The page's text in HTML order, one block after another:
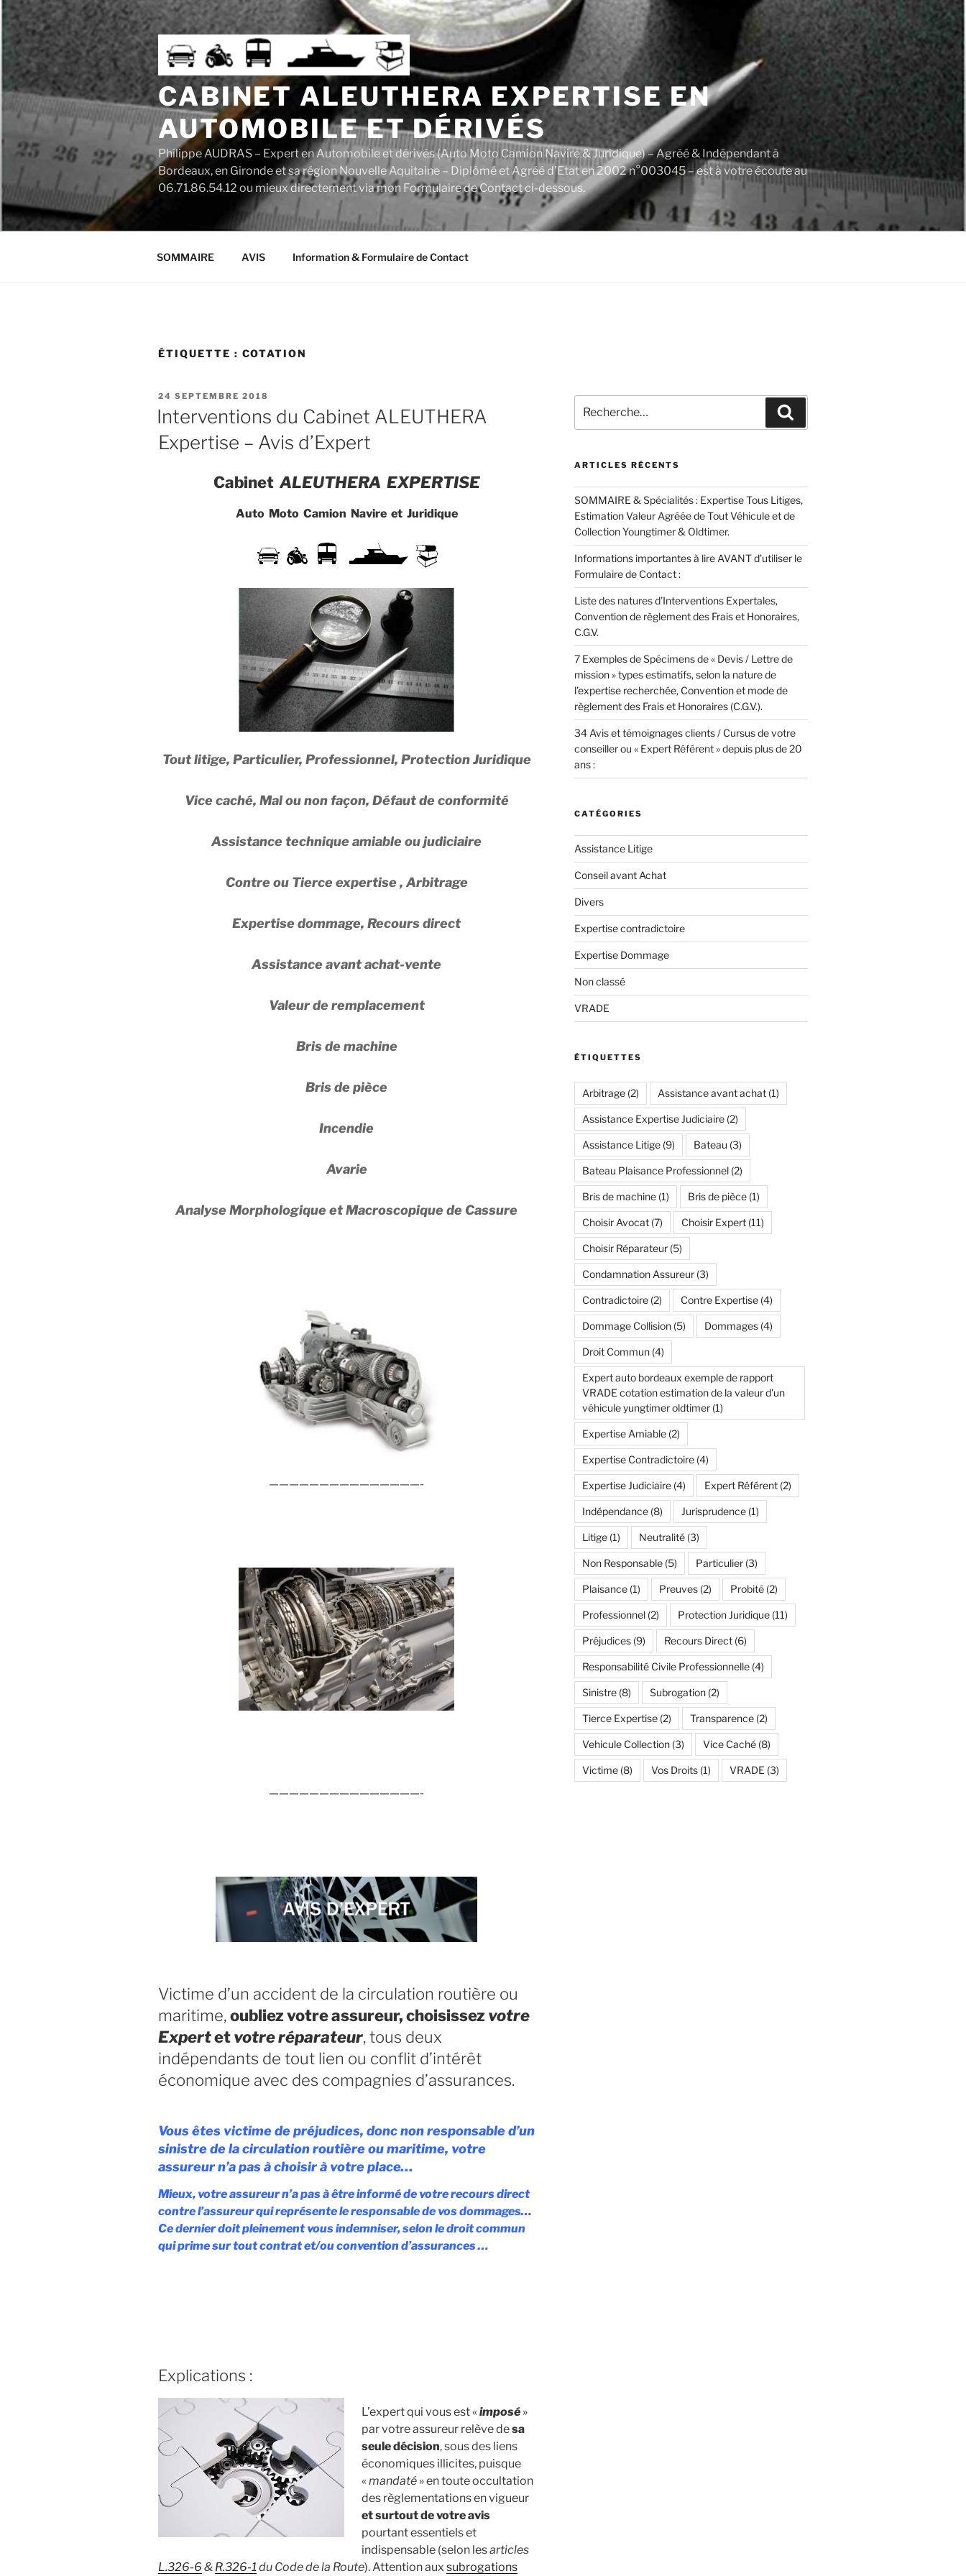
Aller
au
contenu
principal
CABINET ALEUTHERA EXPERTISE EN
AUTOMOBILE ET DÉRIVÉS
Philippe AUDRAS – Expert en Automobile et dérivés (Auto Moto Camion Navire & Juridique) – Agréé & Indépendant à
Bordeaux, en Gironde et sa région Nouvelle Aquitaine – Diplômé et Agréé d'Etat en 2002 n°003045 – est à votre écoute au
06.71.86.54.12 ou mieux directement via mon Formulaire de Contact ci-dessous.
SOMMAIRE AVIS Information & Formulaire de Contact
ÉTIQUETTE : COTATION
PUBLIÉ
LE
24 SEPTEMBRE 2018
Interventions du Cabinet ALEUTHERA
Expertise – Avis d’Expert
CabinetALEUTHERA EXPERTISE
Auto Moto Camion Navire et Juridique
Tout litige, Particulier, Professionnel, Protection Juridique
Vice caché, Mal ou non façon, Défaut de conformité
Assistance technique amiable ou judiciaire
Contre ou Tierce expertise , Arbitrage
Expertise dommage, Recours direct
Assistance avant achat-vente
Valeur de remplacement
Bris de machine
Bris de pièce
Incendie
Avarie
Analyse Morphologique et Macroscopique de Cassure
———————————————-
———————————————-
Victime d’un accident de la circulation routière ou
maritime,oubliez votre assureur, choisissezvotre
Expertetvotre réparateur, tous deux
indépendants de tout lien ou conflit d’intérêt
économique avec des compagnies d’assurances.
Vous êtes victime de préjudices, donc non responsable d’un
sinistre de la circulation routière ou maritime, votre
assureur n’a pas à choisir à votre place…
Mieux, votre assureur n’a pas à être informé de votre recours direct
contre l’assureur qui représente le responsable de vos dommages…
Ce dernier doit pleinement vous indemniser, selon le droit commun
qui prime sur tout contrat et/ou convention d’assurances …
Explications :
L’expert qui vous est «imposé »
par votre assureur relève desa
seule décision, sous des liens
économiques illicites, puisque
«mandaté » en toute occultation
des règlementations en vigueur
et surtout de votre avis
pourtant essentiels et
indispensable (selon lesarticles
L.326-6 & R.326-1 du Code de la Route). Attention aux subrogations
pour
:
ARTICLES RÉCENTS
SOMMAIRE & Spécialités : Expertise Tous Litiges,
Estimation Valeur Agréée de Tout Véhicule et de
Collection Youngtimer & Oldtimer.
Informations importantes à lire AVANT d’utiliser le
Formulaire de Contact :
Liste des natures d’Interventions Expertales,
Convention de règlement des Frais et Honoraires,
C.G.V.
7 Exemples de Spécimens de « Devis / Lettre de
mission » types estimatifs, selon la nature de
l’expertise recherchée, Convention et mode de
règlement des Frais et Honoraires (C.G.V.).
34 Avis et témoignages clients / Cursus de votre
conseiller ou « Expert Référent » depuis plus de 20
ans :
CATÉGORIES
Assistance Litige
Conseil avant Achat
Divers
Expertise contradictoire
Expertise Dommage
Non classé
VRADE
ÉTIQUETTES
Arbitrage(2) Assistance avant achat(1)
Assistance Expertise Judiciaire(2)
Assistance Litige(9) Bateau (3)
Bateau Plaisance Professionnel(2)
Bris de machine(1) Bris de pièce(1)
Choisir Avocat(7) Choisir Expert(11)
Choisir Réparateur(5)
Condamnation Assureur(3)
Contradictoire(2) Contre Expertise(4)
Dommage Collision(5) Dommages(4)
Droit Commun(4)
Expert auto bordeaux exemple de rapport
VRADE cotation estimation de la valeur d'un
véhicule yungtimer oldtimer(1)
Expertise Amiable(2)
Expertise Contradictoire(4)
Expertise Judiciaire(4) Expert Référent(2)
Indépendance(8) Jurisprudence(1)
Litige(1) Neutralité(3)
Non Responsable(5) Particulier(3)
Plaisance(1) Preuves(2) Probité(2)
Professionnel(2) Protection Juridique(11)
Préjudices(9) Recours Direct(6)
Responsabilité Civile Professionnelle(4)
Sinistre(8) Subrogation(2)
Tierce Expertise(2) Transparence(2)
Vehicule Collection(3) Vice Caché(8)
Victime(8) Vos Droits(1) VRADE (3)